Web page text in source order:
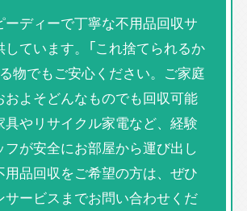
ーディーで丁寧な不用品回収サ
ています。「これ捨てられるか
物でもご安心ください。ご家庭
およそどんなものでも回収可能
具やリサイクル家電など、経験
が安全にお部屋から運び出し
品回収をご希望の方は、ぜひ
サービスまでお問い合わせくだ